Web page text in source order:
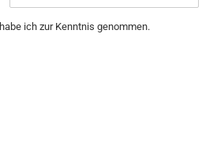
habe ich zur Kenntnis genommen.